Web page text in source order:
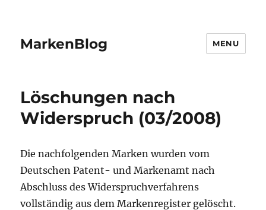
MarkenBlog MENU
Löschungen nach
Widerspruch (03/2008)
Die nachfolgenden Marken wurden vom
Deutschen Patent- und Markenamt nach
Abschluss des Widerspruchverfahrens
vollständig aus dem Markenregister gelöscht.